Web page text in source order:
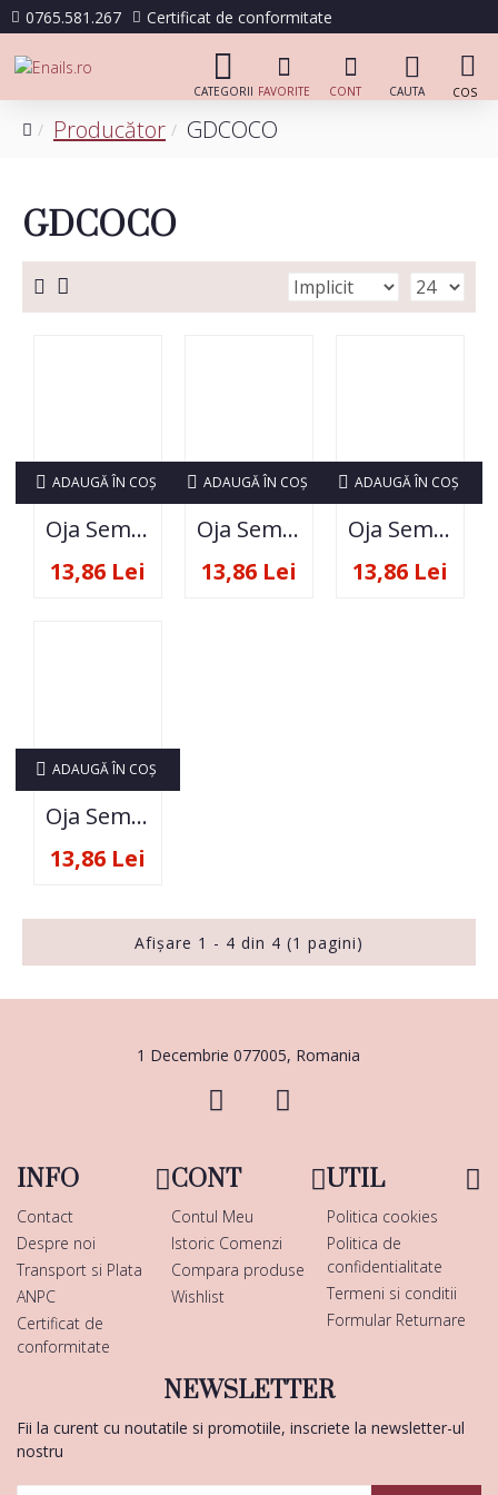
0765.581.267 Certificat de conformitate
Producător GDCOCO
GDCOCO
Oja Semipermanenta GDCOCO 825
13,86 Lei
ADAUGĂ ÎN COŞ
Oja Semipermanenta GDCOCO 828
13,86 Lei
ADAUGĂ ÎN COŞ
Oja Semipermanenta GDCOCO 845
13,86 Lei
ADAUGĂ ÎN COŞ
Oja Semipermanenta GDCOCO 848
13,86 Lei
ADAUGĂ ÎN COŞ
Afişare 1 - 4 din 4 (1 pagini)
1 Decembrie 077005, Romania
INFO
Contact
Despre noi
Transport si Plata
ANPC
Certificat de
conformitate
CONT
Contul Meu
Istoric Comenzi
Compara produse
Wishlist
UTIL
Politica cookies
Politica de
confidentialitate
Termeni si conditii
Formular Returnare
NEWSLETTER
Fii la curent cu noutatile si promotiile, inscriete la newsletter-ul
nostru